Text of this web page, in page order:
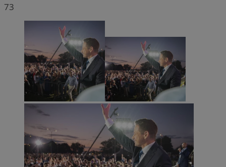
73